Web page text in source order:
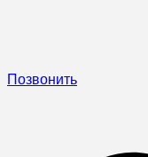
Позвонить